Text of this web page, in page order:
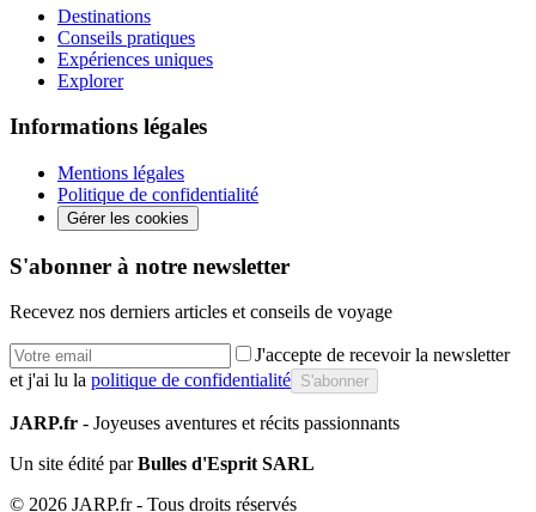
Destinations
Conseils pratiques
Expériences uniques
Explorer
Informations légales
Mentions légales
Politique de confidentialité
Gérer les cookies
S'abonner à notre newsletter
Recevez nos derniers articles et conseils de voyage
J'accepte de recevoir la newsletter
et j'ai lu la politique de confidentialité S'abonner
JARP.fr - Joyeuses aventures et récits passionnants
Un site édité parBulles d'Esprit SARL
© 2026 JARP.fr - Tous droits réservés